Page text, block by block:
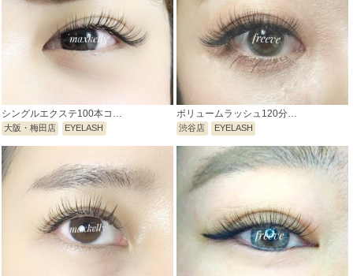
シングルエクステ100本コ…
大阪・梅田店 EYELASH
ボリュームラッシュ120分…
渋谷店 EYELASH